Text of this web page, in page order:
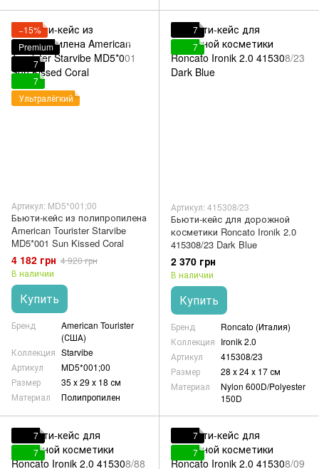
−15%
Premium
7
7
Ультралёгкий
Артикул: MD5*001;00
Бьюти-кейс из полипропилена
American Tourister Starvibe
MD5*001 Sun Kissed Coral
4 182 грн 4 920 грн
В наличии
Купить
Бренд
American Tourister
(США)
Коллекция Starvibe
Артикул
MD5*001;00
Размер
35 х 29 х 18 см
Материал
Полипропилен
7
7
Артикул: 415308/23
Бьюти-кейс для дорожной
косметики Roncato Ironik 2.0
415308/23 Dark Blue
2 370 грн
В наличии
Купить
Бренд
Roncato (Италия)
Коллекция Ironik 2.0
Артикул
415308/23
Размер
28 х 24 х 17 см
Материал
Nylon 600D/Polyester
150D
7
7
7
7